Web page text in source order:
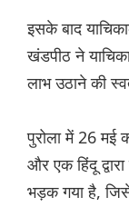
इसके बाद
खंडपीठ ने
लाभ उठाने की
पुरोला में 26 मई
और एक हिंदू
भड़क गया है, जिसे